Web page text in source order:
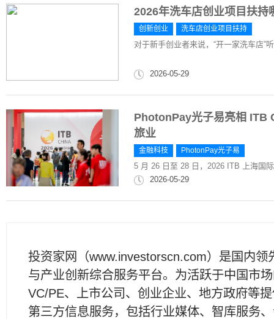
2026年洗车店创业项目扶持
创新创业 洗车店创业项目扶持
对于新手创业者来说，“开一家洗车店”
2026-05-29
PhotonPay光子易亮相 ITB
旅业
金融科技 PhotonPay光子易
5 月 26 日至 28 日，2026 ITB 上海国
2026-05-29
投资家网（www.investorscn.com）是国内领
与产业创新综合服务平台。为活跃于中国市
VC/PE、上市公司、创业企业、地方政府等
第三方信息服务，包括行业媒体、智库服务